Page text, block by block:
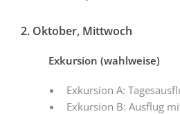
2. Oktober, Mittwoch
Exkursion (wahlweise)
Exkursion A:
Exkursion B: Ausflug